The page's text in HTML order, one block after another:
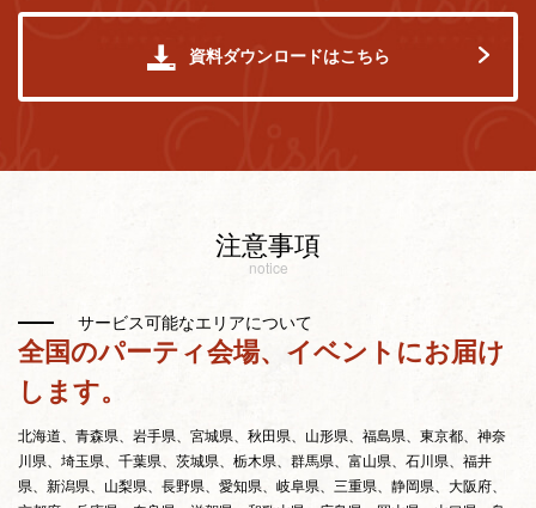
資料ダウンロードはこちら
注意事項
notice
サービス可能なエリアについて
全国のパーティ会場、イベントにお届け
します。
北海道、青森県、岩手県、宮城県、秋田県、山形県、福島県、東京都、神奈
川県、埼玉県、千葉県、茨城県、栃木県、群馬県、富山県、石川県、福井
県、新潟県、山梨県、長野県、愛知県、岐阜県、三重県、静岡県、大阪府、